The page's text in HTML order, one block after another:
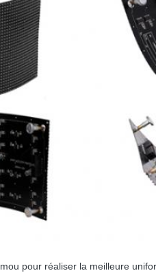
pour réaliser la meilleure